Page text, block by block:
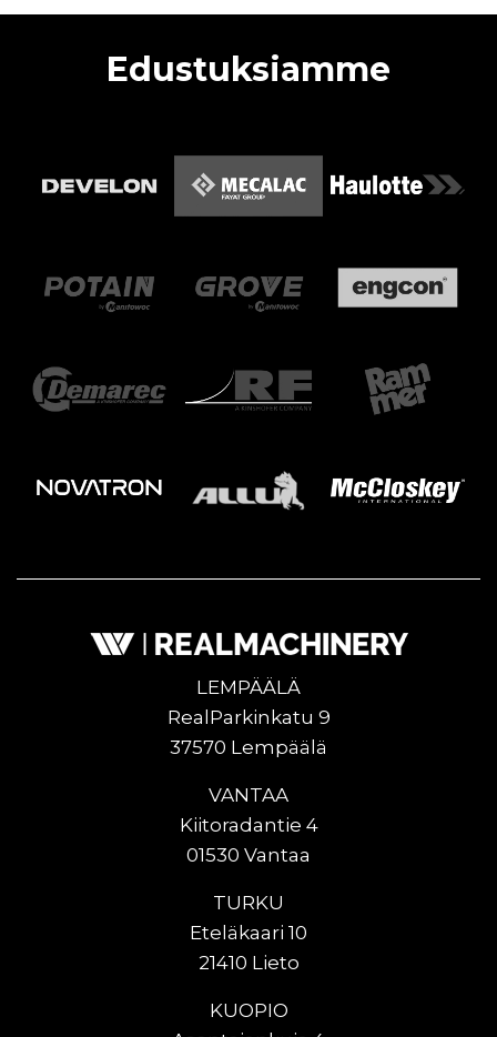
Edustuksiamme
LEMPÄÄLÄ
RealParkinkatu 9
37570 Lempäälä
VANTAA
Kiitoradantie 4
01530 Vantaa
TURKU
Eteläkaari 10
21410 Lieto
KUOPIO